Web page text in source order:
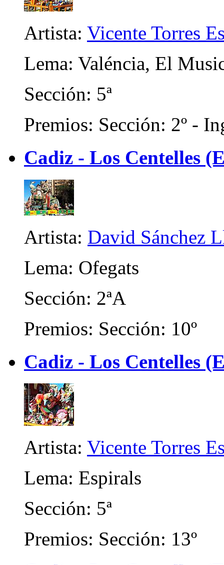
Artista: Vicente Torres
Lema: Valéncia, El
Sección: 5ª
Premios: Sección: 2º -
Cadiz - Los Centelles
Artista: David Sánchez
Lema: Ofegats
Sección: 2ªA
Premios: Sección: 10º
Cadiz - Los Centelles
Artista: Vicente Torres
Lema: Espirals
Sección: 5ª
Premios: Sección: 13º